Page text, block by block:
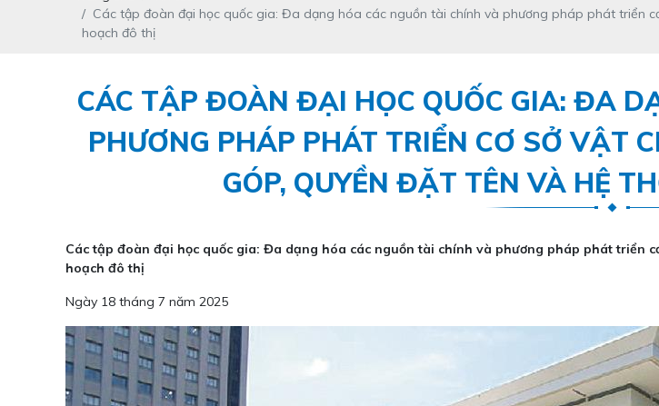
Các tập đoàn đại học quốc gia: Đa dạng hóa các nguồn tài chính và phương pháp phát triển
hoạch đô thị
CÁC TẬP ĐOÀN ĐẠI HỌC QUỐC GIA: ĐA
PHƯƠNG PHÁP PHÁT TRIỂN CƠ SỞ VẬT
GÓP, QUYỀN ĐẶT TÊN VÀ HỆ
Các tập đoàn đại học quốc gia: Đa dạng hóa các nguồn tài chính và phương pháp phát triển
hoạch đô thị
Ngày 18 tháng 7 năm 2025